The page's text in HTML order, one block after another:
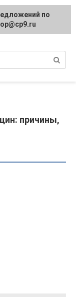
причины,
по